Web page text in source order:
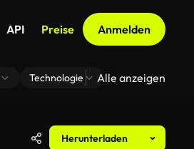
API Preise Anmelden
Technologie Zoom Virtuelle
Alle anzeigen
Herunterladen